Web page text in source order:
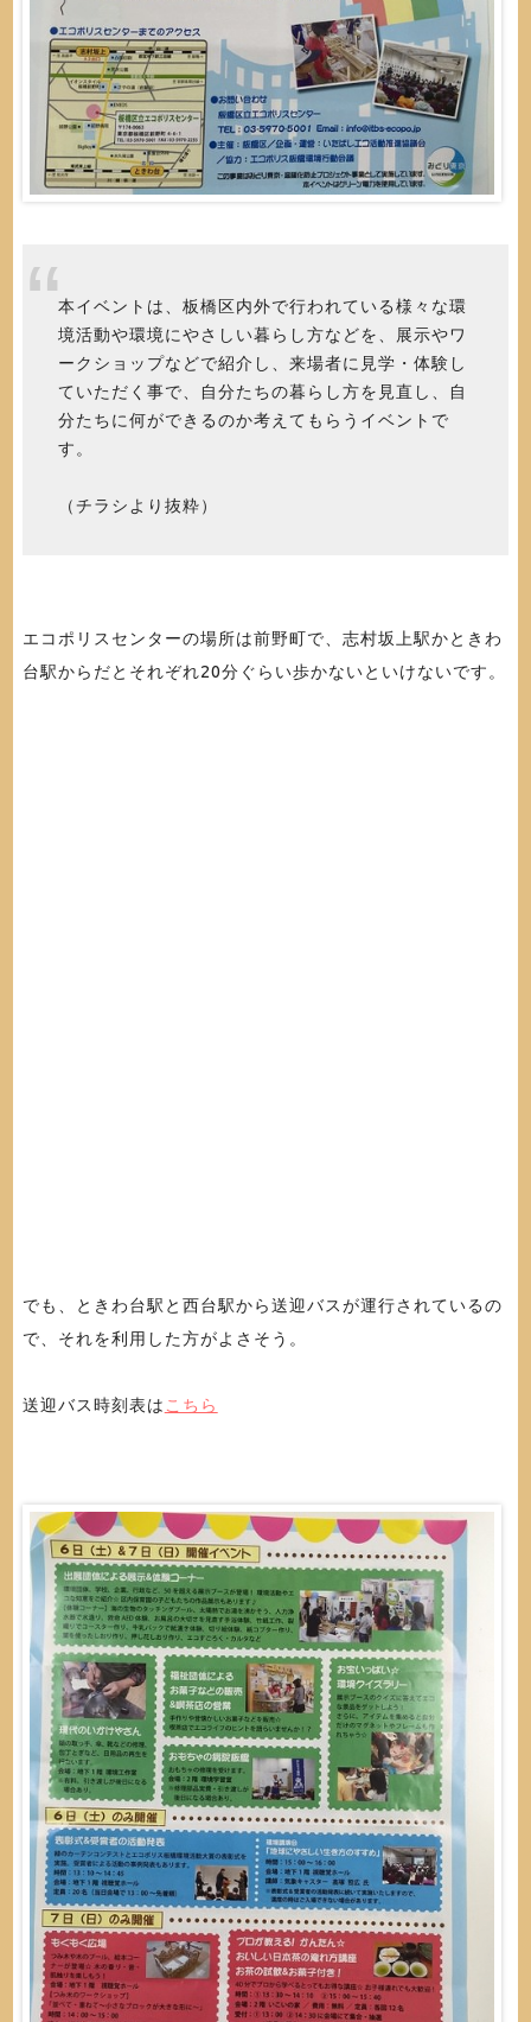
本イベントは、板橋区内外で行われている様々な環
境活動や環境にやさしい暮らし方などを、展示やワ
ークショップなどで紹介し、来場者に見学・体験し
ていただく事で、自分たちの暮らし方を見直し、自
分たちに何ができるのか考えてもらうイベントで
す。
（チラシより抜粋）
エコポリスセンターの場所は前野町で、志村坂上駅かときわ
台駅からだとそれぞれ20分ぐらい歩かないといけないです。
でも、ときわ台駅と西台駅から送迎バスが運行されているの
で、それを利用した方がよさそう。
送迎バス時刻表は こちら